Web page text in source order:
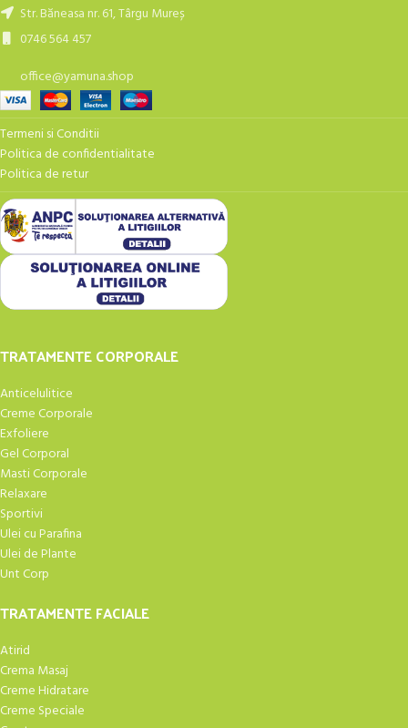
Str. Băneasa nr. 61, Târgu Mureș
0746 564 457
office@yamuna.shop
Termeni si Conditii
Politica de confidentialitate
Politica de retur
TRATAMENTE CORPORALE
Anticelulitice
Creme Corporale
Exfoliere
Gel Corporal
Masti Corporale
Relaxare
Sportivi
Ulei cu Parafina
Ulei de Plante
Unt Corp
TRATAMENTE FACIALE
Atirid
Crema Masaj
Creme Hidratare
Creme Speciale